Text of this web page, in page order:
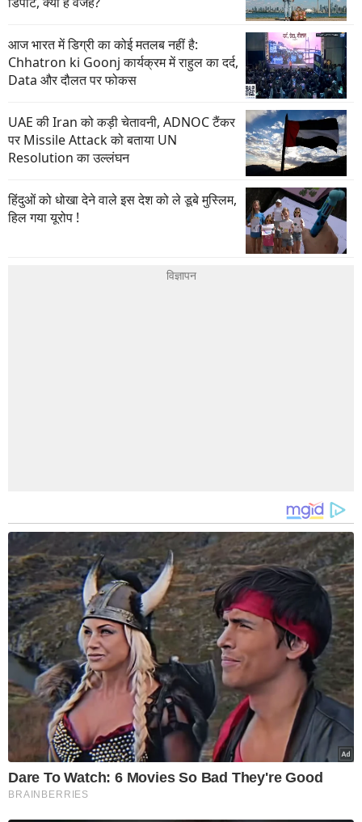
आज भारत में डिग्री का कोई मतलब नहीं है:
Chhatron ki Goonj कार्यक्रम में राहुल का दर्द,
Data और दौलत पर फोकस
UAE की Iran को कड़ी चेतावनी, ADNOC टैंकर
पर Missile Attack को बताया UN
Resolution का उल्लंघन
हिंदुओं को धोखा देने वाले इस देश को ले डूबे मुस्लिम,
हिल गया यूरोप !